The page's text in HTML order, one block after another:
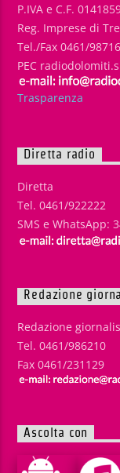
P.IVA e C.F.
Reg. Imprese di
Tel./Fax 0461/
PEC
Trasparenza
Diretta radio
Diretta
Tel. 0461/922222
SMS e WhatsApp:
Redazione
Redazione
Tel. 0461/986210
Fax 0461/231129
Ascolta con